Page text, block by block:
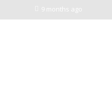
9 months ago